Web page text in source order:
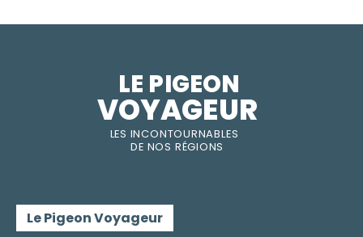
LES INCONTOURNABLES
DE NOS RÉGIONS
LE PIGEON
VOYAGEUR
Le Pigeon Voyageur